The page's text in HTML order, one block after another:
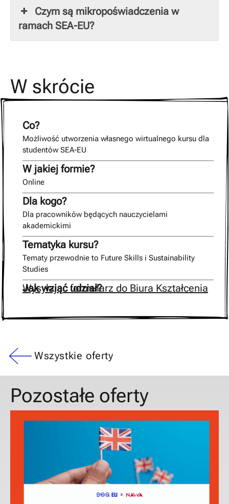
Czym są mikropoświadczenia w
ramach SEA-EU?
W skrócie
Co?
Możliwość utworzenia własnego wirtualnego kursu dla
studentów SEA-EU
W jakiej formie?
Online
Dla kogo?
Dla pracowników będących nauczycielami
akademickimi
Tematyka kursu?
Tematy przewodnie to Future Skills i Sustainability
Studies
Jak wziąć udział?
Wysyłając formularz do Biura Kształcenia
Wszystkie oferty
Pozostałe oferty